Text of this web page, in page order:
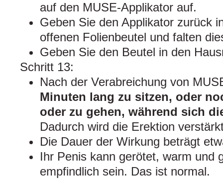
auf den MUSE-Applikator auf.
Geben Sie den Applikator zurück
offenen Folienbeutel und falten
Geben Sie den Beutel in den
Schritt 13:
Nach der Verabreichung von
Minuten lang zu sitzen, oder
oder zu gehen, während sich
Dadurch wird die Erektion
Die Dauer der Wirkung beträgt
Ihr Penis kann gerötet, warm und
empfindlich sein. Das ist normal.